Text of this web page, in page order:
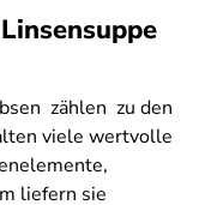
zählen zu den
viele wertvolle
liefern sie